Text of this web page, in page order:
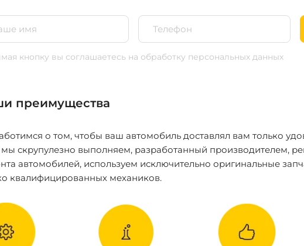
кнопку вы соглашаетесь на обработку персональных данных
преимущества
о том, чтобы ваш автомобиль доставлял вам только
скрупулезно выполняем, разработанный производителем,
автомобилей, используем исключительно оригинальные
квалифицированных механиков.